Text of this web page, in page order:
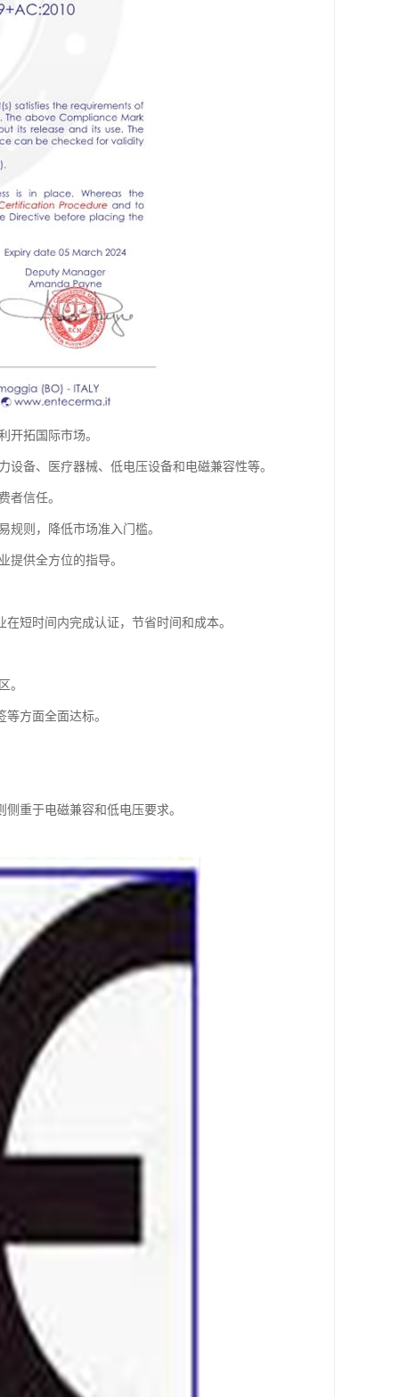
开拓国际市场。
备、医疗器械、低电压设备和电磁兼容性等。
者信任。
规则，降低市场准入门槛。
提供全方位的指导。
短时间内完成认证，节省时间和成本。
。
方面全面达标。
重于电磁兼容和低电压要求。